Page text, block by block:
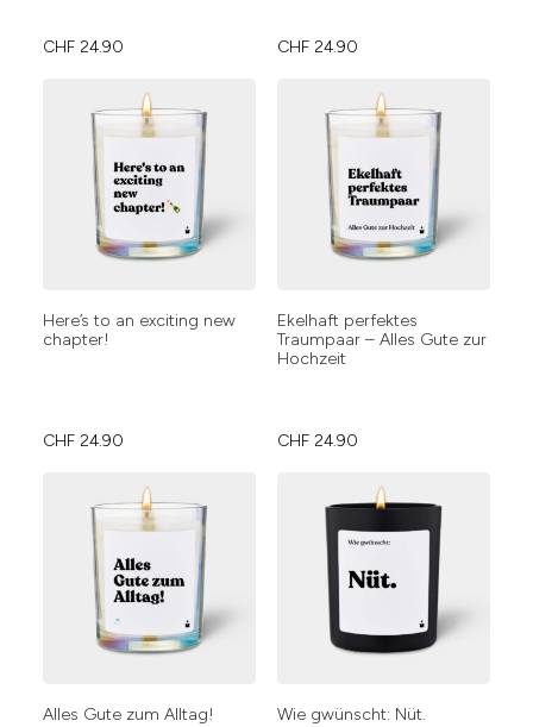
CHF 24.90 CHF 24.90
Here’s to an exciting new
chapter!
CHF 24.90
Ekelhaft perfektes
Traumpaar – Alles Gute zur
Hochzeit
CHF 24.90
Alles Gute zum Alltag! Wie gwünscht: Nüt.